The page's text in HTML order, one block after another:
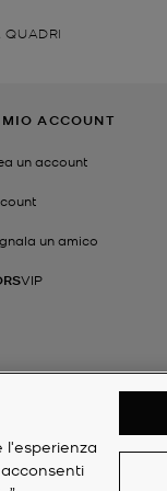
QUADRI
ACCOUNT
un account
un amico
VIP
l'esperienza